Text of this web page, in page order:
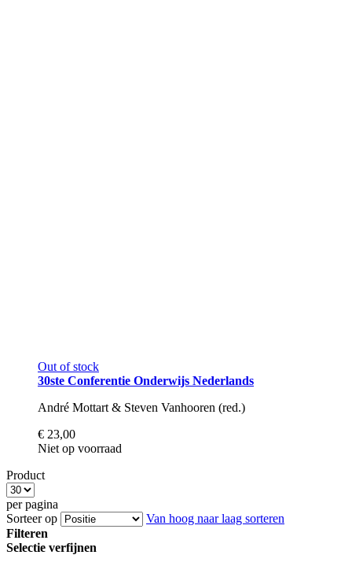
Out of stock
30ste Conferentie Onderwijs Nederlands
André Mottart & Steven Vanhooren (red.)
€ 23,00
Niet op voorraad
Product
per pagina
Sorteer op
Van hoog naar laag sorteren
Filteren
Selectie verfijnen